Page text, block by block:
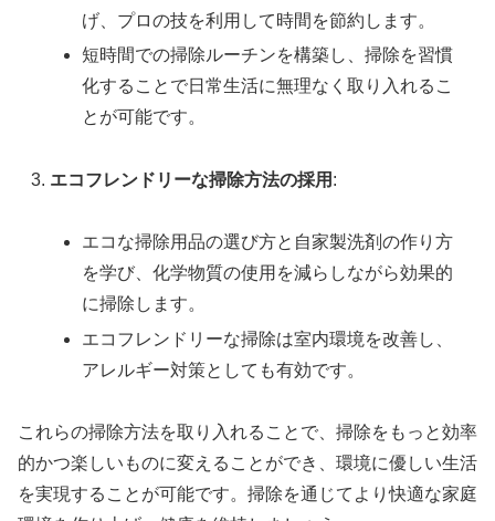
げ、プロの技を利用して時間を節約します。
短時間での掃除ルーチンを構築し、掃除を習慣
化することで日常生活に無理なく取り入れるこ
とが可能です。
エコフレンドリーな掃除方法の採用 :
エコな掃除用品の選び方と自家製洗剤の作り方
を学び、化学物質の使用を減らしながら効果的
に掃除します。
エコフレンドリーな掃除は室内環境を改善し、
アレルギー対策としても有効です。
これらの掃除方法を取り入れることで、掃除をもっと効率
的かつ楽しいものに変えることができ、環境に優しい生活
を実現することが可能です。掃除を通じてより快適な家庭